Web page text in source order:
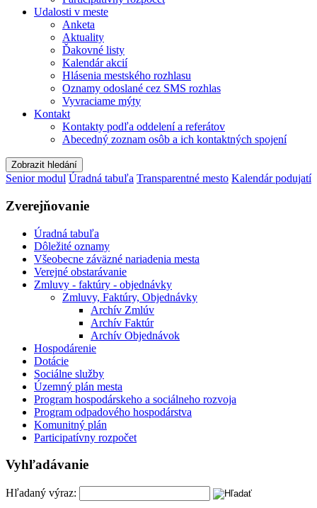
Udalosti v meste
Anketa
Aktuality
Ďakovné listy
Kalendár akcií
Hlásenia mestského rozhlasu
Oznamy odoslané cez SMS rozhlas
Vyvraciame mýty
Kontakt
Kontakty podľa oddelení a referátov
Abecedný zoznam osôb a ich kontaktných spojení
Zobrazit hledání
Senior modul Úradná tabuľa Transparentné mesto Kalendár podujatí
Zverejňovanie
Úradná tabuľa
Dôležité oznamy
Všeobecne záväzné nariadenia mesta
Verejné obstarávanie
Zmluvy - faktúry - objednávky
Zmluvy, Faktúry, Objednávky
Archív Zmlúv
Archív Faktúr
Archív Objednávok
Hospodárenie
Dotácie
Sociálne služby
Územný plán mesta
Program hospodárskeho a sociálneho rozvoja
Program odpadového hospodárstva
Komunitný plán
Participatívny rozpočet
Vyhľadávanie
Hľadaný výraz: